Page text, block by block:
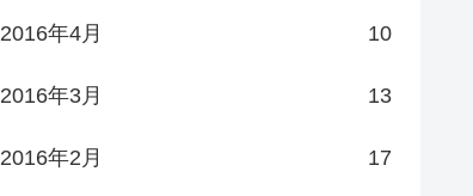
2016年4月 10
2016年3月 13
2016年2月 17